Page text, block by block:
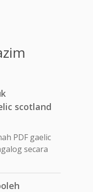
scotland
PDF gaelic
secara